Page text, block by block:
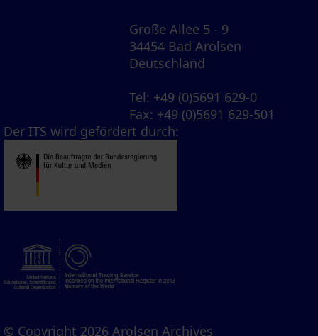
Große Allee 5 - 9
34454 Bad Arolsen
Deutschland
Tel: +49 (0)5691 629-0
Fax: +49 (0)5691 629-501
Der ITS wird gefördert durch:
© Copyright 2026 Arolsen Archives